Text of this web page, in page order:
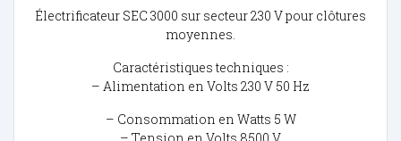
Électrificateur SEC 3000 sur secteur 230 V pour clôtures
moyennes.
Caractéristiques techniques :
– Alimentation en Volts 230 V 50 Hz
– Consommation en Watts 5 W